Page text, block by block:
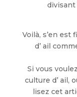
divisant
Voilà, s’en
d’ ail
Si vous
culture d’ ail,
lisez cet